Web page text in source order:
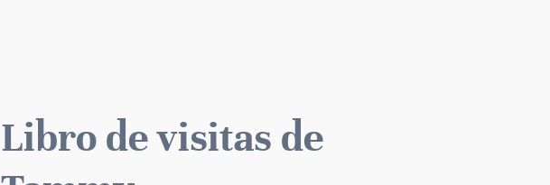
Libro de visitas de